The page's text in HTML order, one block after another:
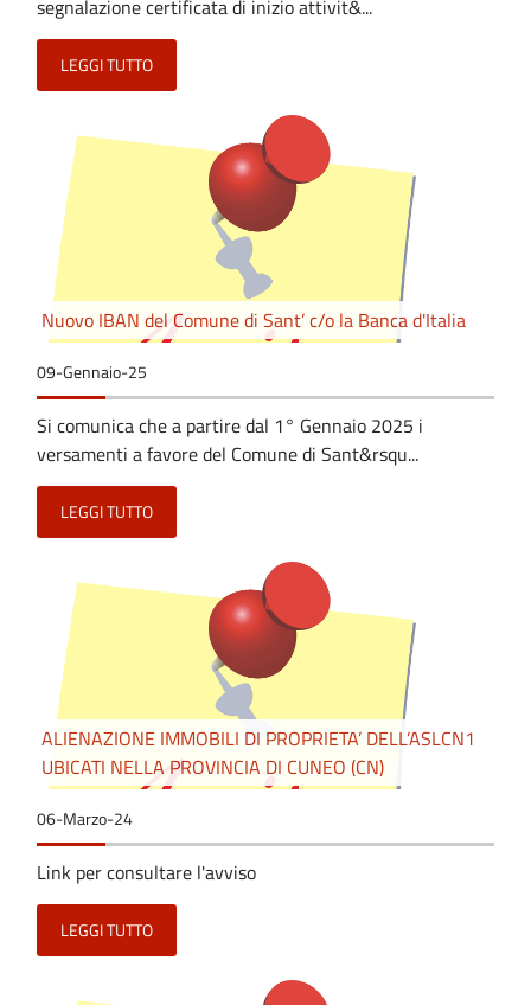
segnalazione certificata di inizio attivit&...
LEGGI TUTTO
Nuovo IBAN del Comune di Sant’ c/o la Banca d'Italia
09-Gennaio-25
Si comunica che a partire dal 1° Gennaio 2025 i
versamenti a favore del Comune di Sant&rsqu...
LEGGI TUTTO
ALIENAZIONE IMMOBILI DI PROPRIETA’ DELL’ASLCN1
UBICATI NELLA PROVINCIA DI CUNEO (CN)
06-Marzo-24
Link per consultare l'avviso
LEGGI TUTTO